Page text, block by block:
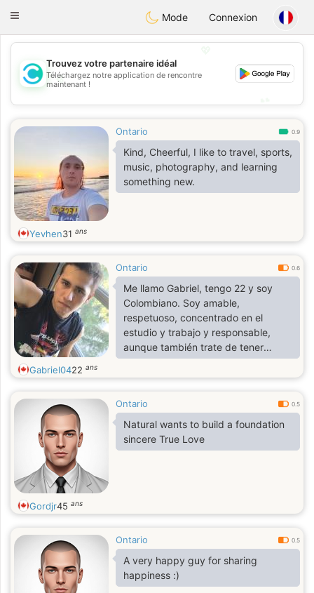
olombiaCitas
Toggle
Mode Connexion
💖
💕
Trouvez votre partenaire idéal
Téléchargez notre application de rencontre
maintenant !
Ontario 0.9
Kind, Cheerful, I like to travel, sports,
music, photography, and learning
something new.
Yevhen31 ans
Ontario 0.6
Me llamo Gabriel, tengo 22 y soy
Colombiano. Soy amable,
respetuoso, concentrado en el
estudio y trabajo y responsable,
aunque también trate de tener
humor y de ser creativo
Gabriel0422 ans
Ontario 0.5
Natural wants to build a foundation
sincere True Love
Gordjr45 ans
Ontario 0.5
A very happy guy for sharing
happiness :)